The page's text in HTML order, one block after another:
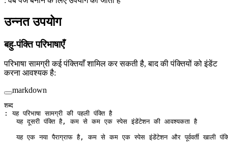
उन्नत उपयोग
बहु-पंक्ति परिभाषाएँ
परिभाषा सामग्री कई पंक्तियाँ शामिल कर सकती है, बाद की पंक्तियों को इंडेंट
करना आवश्यक है:
markdown
शब्द
: यह परिभाषा सामग्री की पहली पंक्ति है
   यह दूसरी पंक्ति है, कम से कम एक स्पेस इंडेंटेशन की आवश्यकता है
यह एक नया पैराग्राफ है, कम से कम एक स्पेस इंडेंटेशन और पूर्ववर्ती खाली